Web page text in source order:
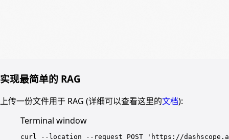
实现最简单的 RAG
上传一份文件用于 RAG (详细可以查看这里的文档):
Terminal window
curl --location --request POST
'https://